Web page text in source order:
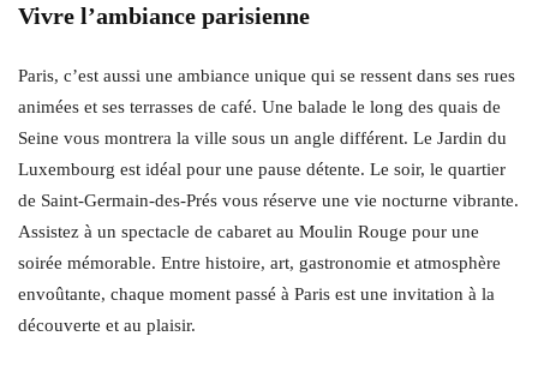
Vivre l’ambiance parisienne
Paris, c’est aussi une ambiance unique qui se ressent dans ses rues
animées et ses terrasses de café. Une balade le long des quais de
Seine vous montrera la ville sous un angle différent. Le Jardin du
Luxembourg est idéal pour une pause détente. Le soir, le quartier
de Saint-Germain-des-Prés vous réserve une vie nocturne vibrante.
Assistez à un spectacle de cabaret au Moulin Rouge pour une
soirée mémorable. Entre histoire, art, gastronomie et atmosphère
envoûtante, chaque moment passé à Paris est une invitation à la
découverte et au plaisir.